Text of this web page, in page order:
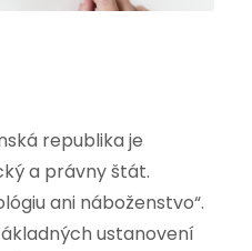
republika je
a právny štát.
ani náboženstvo“.
ustanovení